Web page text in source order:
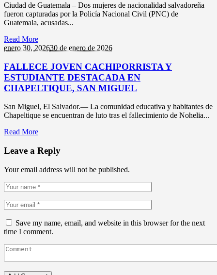
Ciudad de Guatemala – Dos mujeres de nacionalidad salvadoreña
fueron capturadas por la Policía Nacional Civil (PNC) de
Guatemala, acusadas...
Read More
enero 30, 202630 de enero de 2026
FALLECE JOVEN CACHIPORRISTA Y
ESTUDIANTE DESTACADA EN
CHAPELTIQUE, SAN MIGUEL
San Miguel, El Salvador.— La comunidad educativa y habitantes de
Chapeltique se encuentran de luto tras el fallecimiento de Nohelia...
Read More
Leave a Reply
Your email address will not be published.
Save my name, email, and website in this browser for the next
time I comment.